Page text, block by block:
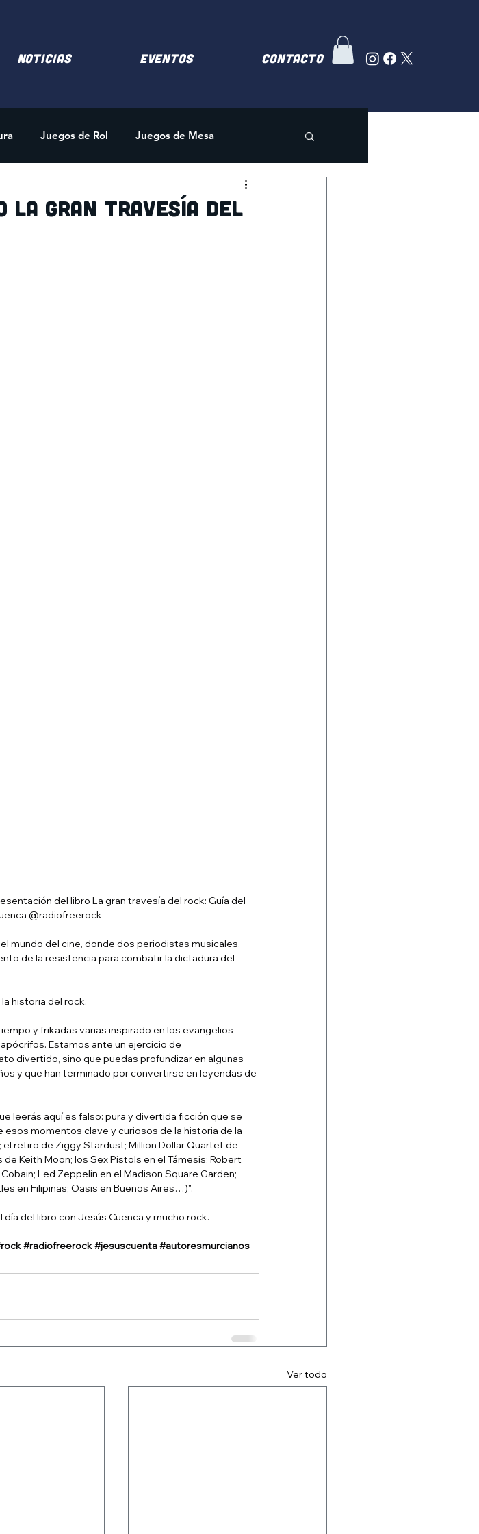
NOTICIAS EVENTOS Contacto
Juegos de Rol Juegos de Mesa
La gran travesía del
del libro La gran travesía del rock: Guía del
@radiofreerock
mundo del cine, donde dos periodistas musicales,
de la resistencia para combatir la dictadura del
historia del rock.
y frikadas varias inspirado en los evangelios
Estamos ante un ejercicio de
divertido, sino que puedas profundizar en algunas
y que han terminado por convertirse en leyendas de
leerás aquí es falso: pura y divertida ficción que se
momentos clave y curiosos de la historia de la
retiro de Ziggy Stardust; Million Dollar Quartet de
Keith Moon; los Sex Pistols en el Támesis; Robert
Led Zeppelin en el Madison Square Garden;
en Filipinas; Oasis en Buenos Aires…)".
del libro con Jesús Cuenca y mucho rock.
#radiofreerock#jesuscuenta#autoresmurcianos
Ver todo